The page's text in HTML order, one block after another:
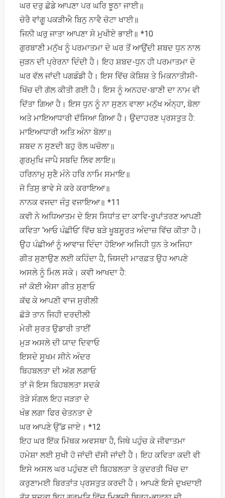
ਘਰ ਦਰੁ ਛੋਡੇ ਆਪਣਾ ਪਰ ਘਰਿ ਝੂਠਾ ਜਾਈ॥
ਚੋਰੈ ਵਾਂਗੂ ਪਕੜੀਐ ਬਿਨੁ ਨਾਵੈ ਚੋਟਾ ਖਾਈ॥
ਜਿਨੀ ਘਰੁ ਜਾਤਾ ਆਪਣਾ ਸੇ ਮੁਖੀਏ ਭਾਈ॥ *10
ਗੁਰਬਾਣੀ ਮਨੁੱਖ ਨੂੰ ਪਰਮਾਤਮਾ ਦੇ ਘਰ ਤੋਂ ਆਉਂਦੀ ਸ਼ਬਦ ਧੁਨ ਨਾਲ
ਜੁੜਨ ਦੀ ਪ੍ਰੇਰਨਾ ਦਿੰਦੀ ਹੈ। ਇਹ ਸ਼ਬਦ-ਧੁਨ ਹੀ ਪਰਮਾਤਮਾ ਦੇ
ਘਰ ਵੱਲ ਜਾਂਦੀ ਪਗਡੰਡੀ ਹੈ। ਇਸ ਵਿੱਚ ਕੋਸ਼ਿਸ਼ ਤੇ ਮਿਕਨਾਤੀਸੀ-
ਖਿੱਚ ਦੀ ਗੱਲ ਕੀਤੀ ਗਈ ਹੈ। ਇਸ ਨੂੰ ਅਨਹਦ-ਬਾਣੀ ਦਾ ਨਾਮ ਵੀ
ਦਿੱਤਾ ਗਿਆ ਹੈ। ਇਸ ਧੁਨ ਨੂੰ ਨਾ ਸੁਣਨ ਵਾਲਾ ਮਨੁੱਖ ਅੰਨ੍ਹਾ, ਬੋਲਾ
ਅਤੇ ਮਾਇਆਧਾਰੀ ਦੱਸਿਆ ਗਿਆ ਹੈ। ਉਦਾਹਰਣ ਪ੍ਰਸਤੁਤ ਹੈ:
ਮਾਇਆਧਾਰੀ ਅਤਿ ਅੰਨਾ ਬੋਲਾ॥
ਸ਼ਬਦ ਨ ਸੁਣਦੀ ਬਹੁ ਰੋਲ ਘਚੋਲਾ॥
ਗੁਰਮੁਖਿ ਜਾਪੈ ਸਬਦਿ ਲਿਵ ਲਾਇ॥
ਹਰਿਨਾਮੁ ਸੁਣੈ ਮੰਨੇ ਹਰਿ ਨਾਮਿ ਸਮਾਇ॥
ਜੋ ਤਿਸੁ ਭਾਵੇ ਸੇ ਕਰੇ ਕਰਾਇਆ॥
ਨਾਨਕ ਵਜਦਾ ਜੰਤੁ ਵਜਾਇਆ॥ *11
ਕਵੀ ਨੇ ਅਧਿਆਤਮ ਦੇ ਇਸ ਸਿਧਾਂਤ ਦਾ ਕਾਵਿ-ਰੂਪਾਂਤਰਣ ਆਪਣੀ
ਕਵਿਤਾ ‘ਆਓ ਪੰਛੀਓ’ ਵਿੱਚ ਬੜੇ ਖੂਬਸੂਰਤ ਅੰਦਾਜ਼ ਵਿੱਚ ਕੀਤਾ ਹੈ।
ਉਹ ਪੰਛੀਆਂ ਨੂੰ ਆਵਾਜ਼ ਦਿੰਦਾ ਹੋਇਆ ਅਜਿਹੀ ਧੁਨ ਤੇ ਅਜਿਹਾ
ਗੀਤ ਸੁਣਾਉਣ ਲਈ ਕਹਿੰਦਾ ਹੈ, ਜਿਸਦੀ ਮਾਰਫ਼ਤ ਉਹ ਆਪਣੇ
ਅਸਲੇ ਨੂੰ ਮਿਲ ਸਕੇ। ਕਵੀ ਆਖਦਾ ਹੈ:
ਜਾਂ ਕੋਈ ਐਸਾ ਗੀਤ ਸੁਣਾਓ
ਕੱਢ ਕੇ ਆਪਣੀ ਵਾਜ ਸੁਰੀਲੀ
ਛੋੜੋ ਤਾਨ ਜਿਹੀ ਦਰਦੀਲੀ
ਮੇਰੀ ਸੁਰਤ ਉਡਾਰੀ ਤਾਈਂ
ਮੁੜ ਅਸਲੇ ਦੀ ਯਾਦ ਦਿਵਾਓ
ਇਸਦੇ ਸੂਖਮ ਸੀਨੇ ਅੰਦਰ
ਬਿਹਬਲਤਾ ਦੀ ਅੱਗ ਲਗਾਓ
ਤਾਂ ਜੋ ਇਸ ਬਿਹਬਲਤਾ ਸਦਕੇ
ਤੋੜੇ ਸੰਗਲ ਇਹ ਜੜਤਾ ਦੇ
ਖੰਭ ਲਗਾ ਫਿਰ ਚੇਤਨਤਾ ਦੇ
ਘਰ ਆਪਣੇ ਉੱਡ ਜਾਏ। *12
ਇਹ ਘਰ ਇੱਕ ਮਿੱਥਕ ਅਵਸਥਾ ਹੈ, ਜਿਥੇ ਪਹੁੰਚ ਕੇ ਜੀਵਾਤਮਾ
ਹਮੇਸ਼ਾ ਲਈ ਸੁਖੀ ਹੋ ਜਾਂਦੀ ਦੱਸੀ ਜਾਂਦੀ ਹੈ। ਇਹ ਕਵਿਤਾ ਕਦੀ ਵੀ
ਇਸੇ ਅਸਲ ਘਰ ਪਹੁੰਚਣ ਦੀ ਬਿਹਬਲਤਾ ਤੇ ਕੁਦਰਤੀ ਖਿੱਚ ਦਾ
ਕਰੁਣਾਮਈ ਬਿਰਤਾਂਤ ਪ੍ਰਸਤੁਤ ਕਰਦੀ ਹੈ। ਆਪਣੇ ਇਸੇ ਦੁਖਦਾਈ